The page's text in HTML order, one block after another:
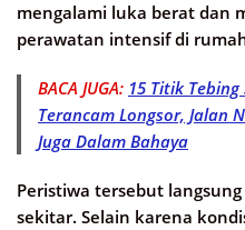
mengalami luka berat dan
perawatan intensif di
BACA JUGA: 15 Titik
Terancam Longsor, Jalan
Juga Dalam Bahaya
Peristiwa tersebut
sekitar. Selain karena